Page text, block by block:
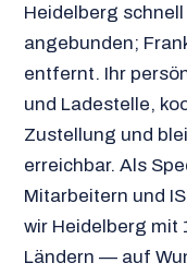
Heidelberg
angebunden;
entfernt. Ihr
und Ladestelle,
Zustellung und
erreichbar. Als
Mitarbeitern und
wir Heidelberg mit
Ländern — auf